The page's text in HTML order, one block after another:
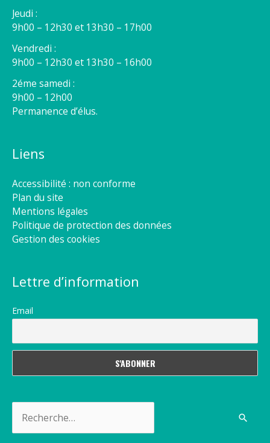
Jeudi :
9h00 – 12h30 et 13h30 – 17h00
Vendredi :
9h00 – 12h30 et 13h30 – 16h00
2éme samedi :
9h00 – 12h00
Permanence d’élus.
Liens
Accessibilité : non conforme
Plan du site
Mentions légales
Politique de protection des données
Gestion des cookies
Lettre d’information
Email